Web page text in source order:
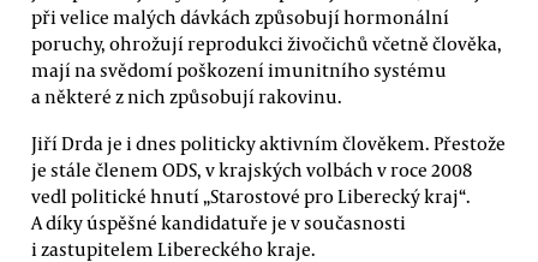
při velice malých dávkách způsobují hormonální
poruchy, ohrožují reprodukci živočichů včetně člověka,
mají na svědomí poškození imunitního systému
a některé z nich způsobují rakovinu.
Jiří Drda je i dnes politicky aktivním člověkem. Přestože
je stále členem ODS, v krajských volbách v roce 2008
vedl politické hnutí „Starostové pro Liberecký kraj“.
A díky úspěšné kandidatuře je v současnosti
i zastupitelem Libereckého kraje.